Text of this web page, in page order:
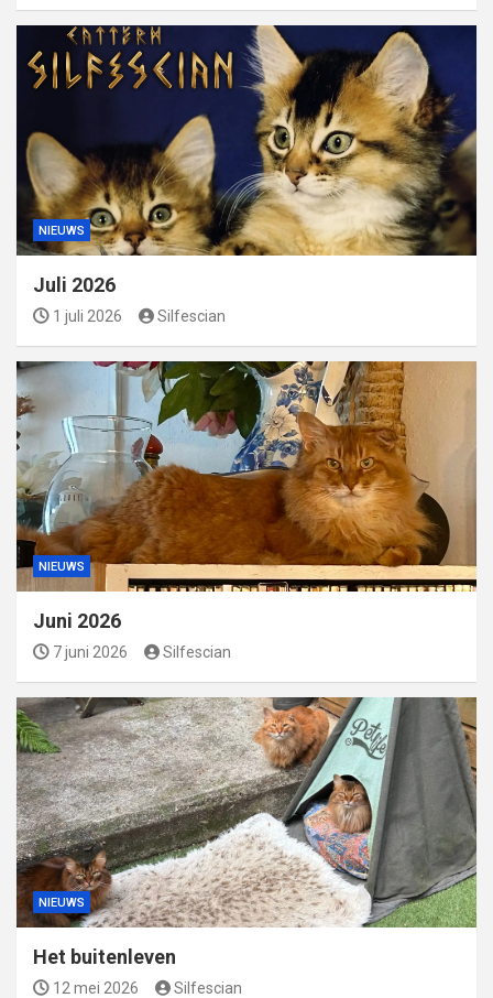
NIEUWS
Juli 2026
1 juli 2026 Silfescian
NIEUWS
Juni 2026
7 juni 2026 Silfescian
NIEUWS
Het buitenleven
12 mei 2026 Silfescian